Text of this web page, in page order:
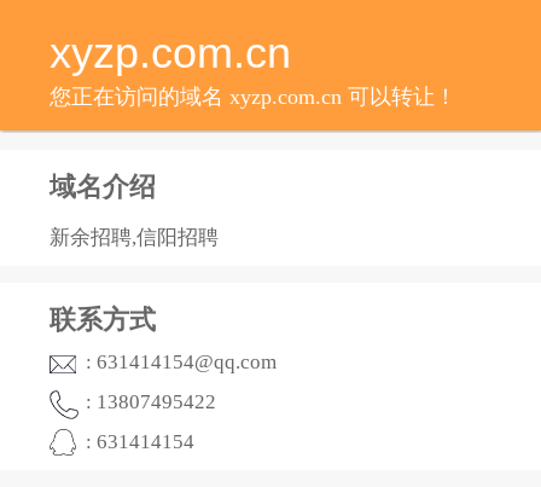
xyzp.com.cn
您正在访问的域名 xyzp.com.cn 可以转让！
域名介绍
新余招聘,信阳招聘
联系方式
: 631414154@qq.com
: 13807495422
: 631414154